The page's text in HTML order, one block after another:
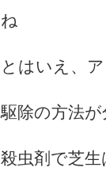
ね
とはいえ、
駆除の方法
殺虫剤で芝